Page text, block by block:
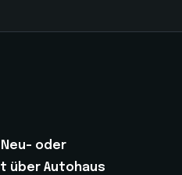
Neu- oder
über Autohaus